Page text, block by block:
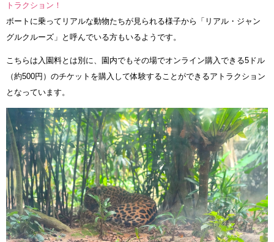
トラクション！
ボートに乗ってリアルな動物たちが見られる様子から「リアル・ジャン
グルクルーズ」と呼んでいる方もいるようです。
こちらは入園料とは別に、園内でもその場でオンライン購入できる5ドル
（約500円）のチケットを購入して体験することができるアトラクション
となっています。